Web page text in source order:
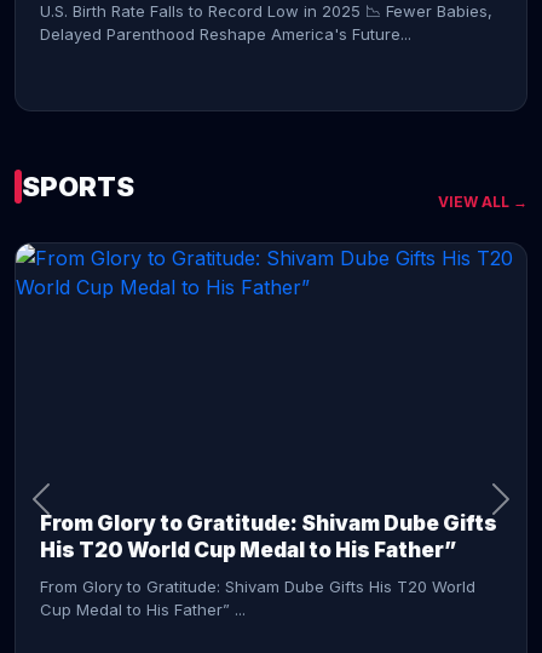
U.S. Birth Rate Falls to Record Low in 2025 📉 Fewer Babies,
Delayed Parenthood Reshape America's Future...
SPORTS VIEW ALL →
From Glory to Gratitude: Shivam Dube Gifts
His T20 World Cup Medal to His Father”
From Glory to Gratitude: Shivam Dube Gifts His T20 World
Cup Medal to His Father” ...